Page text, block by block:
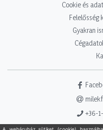
Cookie és
Felelősség
Gyakran
+36-